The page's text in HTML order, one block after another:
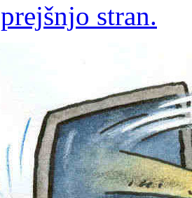
prejšnjo stran.